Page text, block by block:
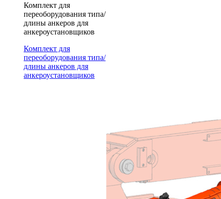
Комплект для
переоборудования типа/
длины анкеров для
анкероустановщиков
Комплект для
переоборудования типа/
длины анкеров для
анкероустановщиков